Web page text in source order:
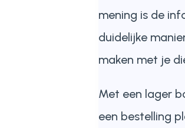
mening is de
duidelijke
maken met je
Met een lager
een bestelling